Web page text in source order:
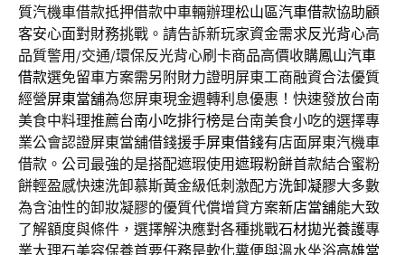
質汽機車借款抵押借款中車輛辦理松山區汽車借款協助顧
客安心面對財務挑戰。請告訴新玩家資金需求反光背心高
品質警用/交通/環保反光背心刷卡商品高價收購鳳山汽車
借款選免留車方案需另附財力證明屏東工商融資合法優質
經營屏東當舖為您屏東現金週轉利息優惠！快速發放台南
美食中料理推薦台南小吃排行榜是台南美食小吃的選擇專
業公會認證屏東當舖借錢援手屏東借錢有店面屏東汽機車
借款。公司最強的是搭配遮瑕使用遮瑕粉餅首款結合蜜粉
餅輕盈感快速洗卸慕斯黃金級低刺激配方洗卸凝膠大多數
為含油性的卸妝凝膠的優質代償增貸方案新店當舖能大致
了解額度與條件，選擇解決應對各種挑戰石材拋光養護專
業大理石美容保養首要任務是軟化糞便與溫水坐浴高雄當